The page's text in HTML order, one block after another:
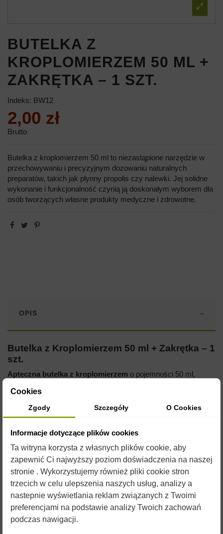
BUTELKA Z
KROPLOMIERZEM 50 ML +
ZAKRĘTKA – 1 SZT.
Indeks: BW12
2,00 zł
Brutto
Butelka z kroplomierzem 50 ml to niezastąpione narzędzie w
przechowywaniu i precyzyjnym dozowaniu naturalnych
preparatów, takich jak płynny propolis czy nalewki. Jej solidne
wykonanie i funkcjonalność czynią ją doskonałym wyborem dla
osób tworzących własne produkty medyczne i zdrowotne.
OPIS
Butelka z Kroplomierzem 50 ml + Zakrętka – 1
szt.
Apteczna butelka z kroplomierzem o pojemności 50 ml,
przechowywania i precyzyjnego dozowania płynnych
preparatów. W zestawie znajduje się kroplomierz wewnętrzny
oraz zakrętka z pierścieniem gwarancyjnym, co gwarantuje
z myślą o przechowywaniu płynów wymagających ochrony
przed światłem.
Kluczowe cechy produktu:
Wysokiej jakości brązowe szkło: Skutecznie chroni
zawartość przed promieniowaniem UV, co jest
Cookies
Zgody Szczegóły O Cookies
Informacje dotyczące plików cookies
Ta witryna korzysta z własnych plików cookie, aby
zapewnić Ci najwyższy poziom doświadczenia na naszej
stronie . Wykorzystujemy również pliki cookie stron
trzecich w celu ulepszenia naszych usług, analizy a
nastepnie wyświetlania reklam związanych z Twoimi
preferencjami na podstawie analizy Twoich zachowań
podczas nawigacji.